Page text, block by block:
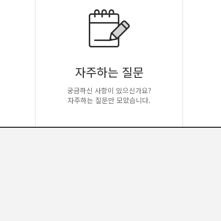
자주하는 질문
궁금하신 사항이 있으신가요?
자주하는 질문만 모았습니다.